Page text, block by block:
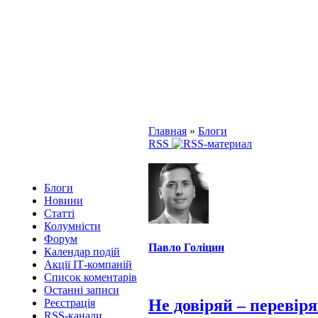
Блоги
Новини
Статті
Колумністи
Форум
Календар подій
Акції ІТ-компаній
Список коментарів
Останні записи
Реєстрація
RSS-канали
Главная » Блоги
RSS
Павло Голіцин
Не довіряй –